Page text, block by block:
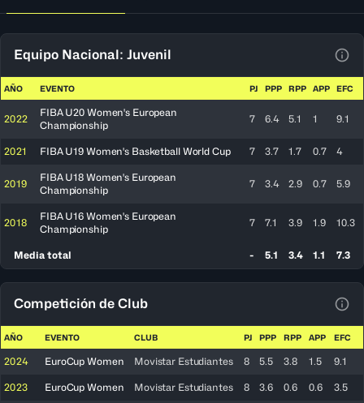
Equipo Nacional: Juvenil
AÑO EVENTO PJ PPP RPP APP EFC
2022
FIBA U20 Women's European
Championship
7 6.4 5.1 1 9.1
2021 FIBA U19 Women's Basketball World Cup 7 3.7 1.7 0.7 4
2019
FIBA U18 Women's European
Championship
7 3.4 2.9 0.7 5.9
2018
FIBA U16 Women's European
Championship
7 7.1 3.9 1.9 10.3
Media total - 5.1 3.4 1.1 7.3
Competición de Club
AÑO EVENTO CLUB PJ PPP RPP APP EFC
2024 EuroCup Women Movistar Estudiantes 8 5.5 3.8 1.5 9.1
2023 EuroCup Women Movistar Estudiantes 8 3.6 0.6 0.6 3.5